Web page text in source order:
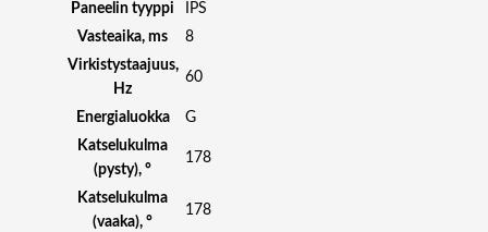
Paneelin tyyppi
IPS
Vasteaika, ms
8
Virkistystaajuus,
Hz
60
Energialuokka
G
Katselukulma
(pysty), °
178
Katselukulma
(vaaka), °
178